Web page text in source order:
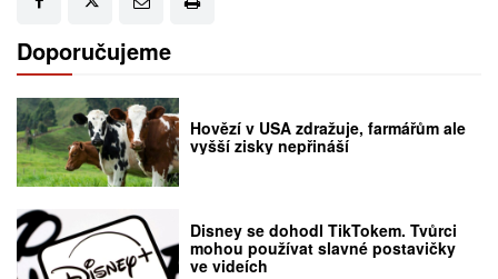
Doporučujeme
Hovězí v USA zdražuje, farmářům ale
vyšší zisky nepřináší
Disney se dohodl TikTokem. Tvůrci
mohou používat slavné postavičky
ve videích